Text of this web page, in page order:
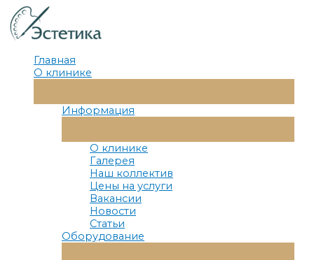
Перейти
к
содержимому
Главная
О клинике
Меню
Информация
Меню
О клинике
Галерея
Наш коллектив
Цены на услуги
Вакансии
Новости
Статьи
Оборудование